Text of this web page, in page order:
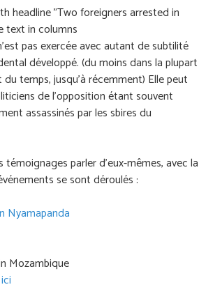
pas exercée avec autant de subtilité
développé. (du moins dans la plupart
temps, jusqu'à récemment) Elle peut
de l'opposition étant souvent
assassinés par les sbires du
témoignages parler d'eux-mêmes, avec la
se sont déroulés :